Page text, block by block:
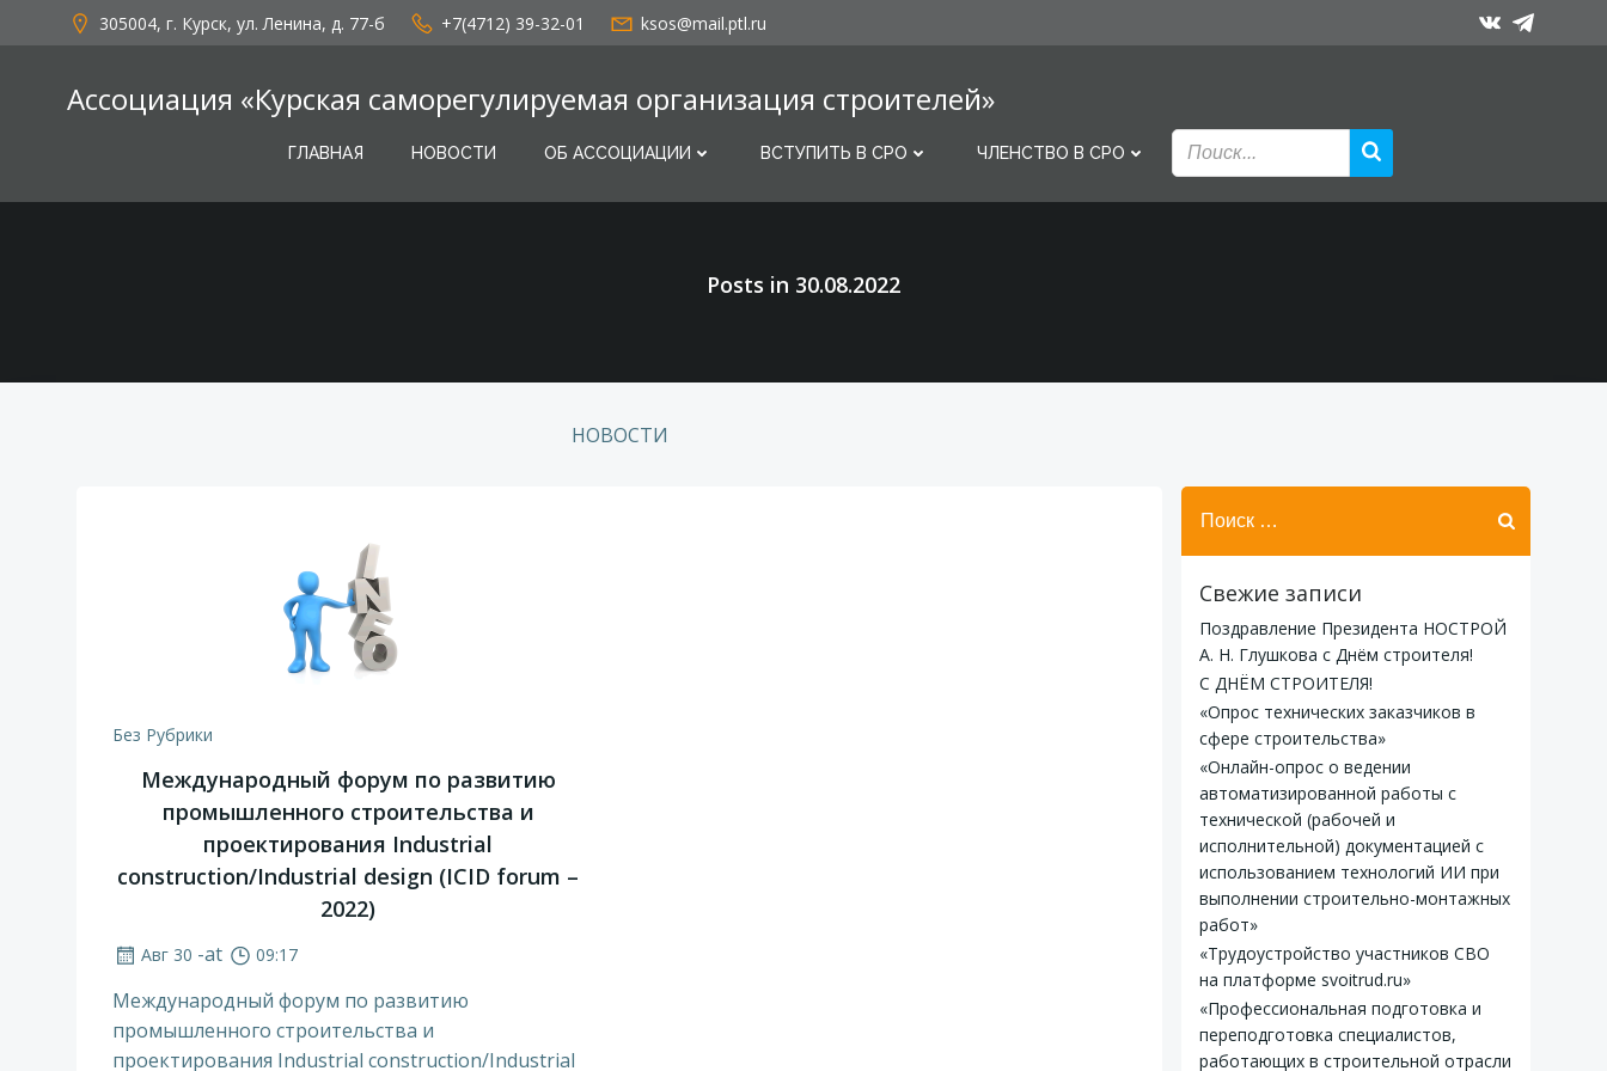
Перейти
к
305004, г. Курск, ул. Ленина, д. 77-б +7(4712) 39-32-01 ksos@mail.ptl.ru
Ассоциация «Курская саморегулируемая организация строителей»
ГЛАВНАЯ НОВОСТИ ОБ АССОЦИАЦИИ ВСТУПИТЬ В СРО ЧЛЕНСТВО В СРО
Posts in 30.08.2022
НОВОСТИ
Без Рубрики
Международный форум по развитию
промышленного строительства и
проектирования Industrial
construction/Industrial design (ICID forum –
2022)
Авг 30 -at 09:17
Международный форум по развитию
промышленного строительства и
проектирования Industrial construction/Industrial
Найти:
Свежие записи
Поздравление Президента НОСТРОЙ
А. Н. Глушкова с Днём строителя!
С ДНЁМ СТРОИТЕЛЯ!
«Опрос технических заказчиков в
сфере строительства»
«Онлайн-опрос о ведении
автоматизированной работы с
технической (рабочей и
исполнительной) документацией с
использованием технологий ИИ при
выполнении строительно-монтажных
работ»
«Трудоустройство участников СВО
на платформе svoitrud.ru»
«Профессиональная подготовка и
переподготовка специалистов,
работающих в строительной отрасли